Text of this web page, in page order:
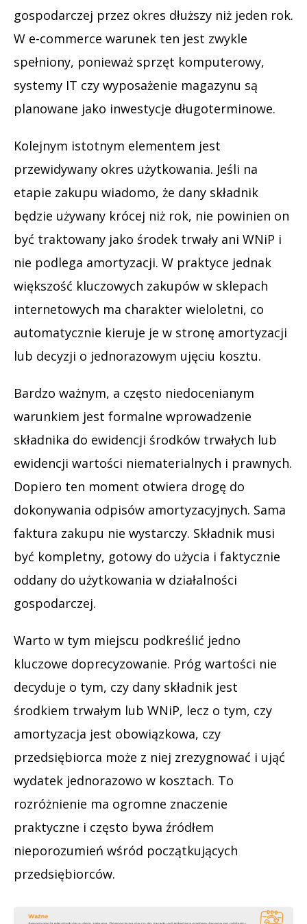
gospodarczej przez okres dłuższy niż jeden rok.
W e-commerce warunek ten jest zwykle
spełniony, ponieważ sprzęt komputerowy,
systemy IT czy wyposażenie magazynu są
planowane jako inwestycje długoterminowe.
Kolejnym istotnym elementem jest
przewidywany okres użytkowania. Jeśli na
etapie zakupu wiadomo, że dany składnik
będzie używany krócej niż rok, nie powinien on
być traktowany jako środek trwały ani WNiP i
nie podlega amortyzacji. W praktyce jednak
większość kluczowych zakupów w sklepach
internetowych ma charakter wieloletni, co
automatycznie kieruje je w stronę amortyzacji
lub decyzji o jednorazowym ujęciu kosztu.
Bardzo ważnym, a często niedocenianym
warunkiem jest formalne wprowadzenie
składnika do ewidencji środków trwałych lub
ewidencji wartości niematerialnych i prawnych.
Dopiero ten moment otwiera drogę do
dokonywania odpisów amortyzacyjnych. Sama
faktura zakupu nie wystarczy. Składnik musi
być kompletny, gotowy do użycia i faktycznie
oddany do użytkowania w działalności
gospodarczej.
Warto w tym miejscu podkreślić jedno
kluczowe doprecyzowanie. Próg wartości nie
decyduje o tym, czy dany składnik jest
środkiem trwałym lub WNiP, lecz o tym, czy
amortyzacja jest obowiązkowa, czy
przedsiębiorca może z niej zrezygnować i ująć
wydatek jednorazowo w kosztach. To
rozróżnienie ma ogromne znaczenie
praktyczne i często bywa źródłem
nieporozumień wśród początkujących
przedsiębiorców.